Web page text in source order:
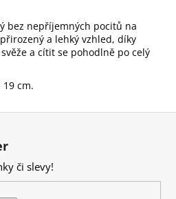
bez nepříjemných pocitů na
a lehký vzhled, díky
a cítit se pohodlně po celý
cm.
či slevy!